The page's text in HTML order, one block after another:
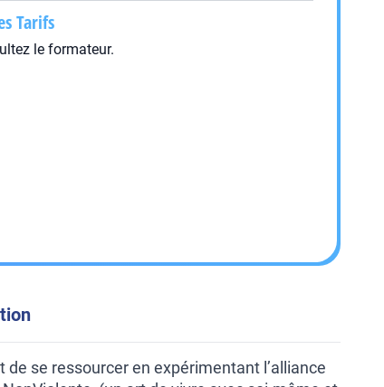
Tarifs
le formateur.
de se ressourcer en expérimentant l’alliance